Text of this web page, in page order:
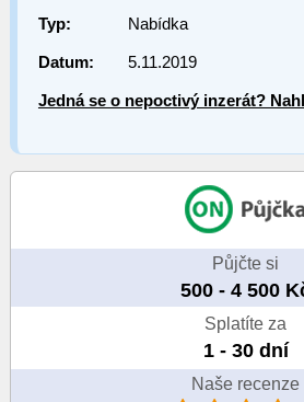
Typ: Nabídka
Datum: 5.11.2019
Jedná se o nepoctivý inzerát?
Půjčte si
500 - 4 500
Splatíte za
1 - 30 dní
Naše recenze